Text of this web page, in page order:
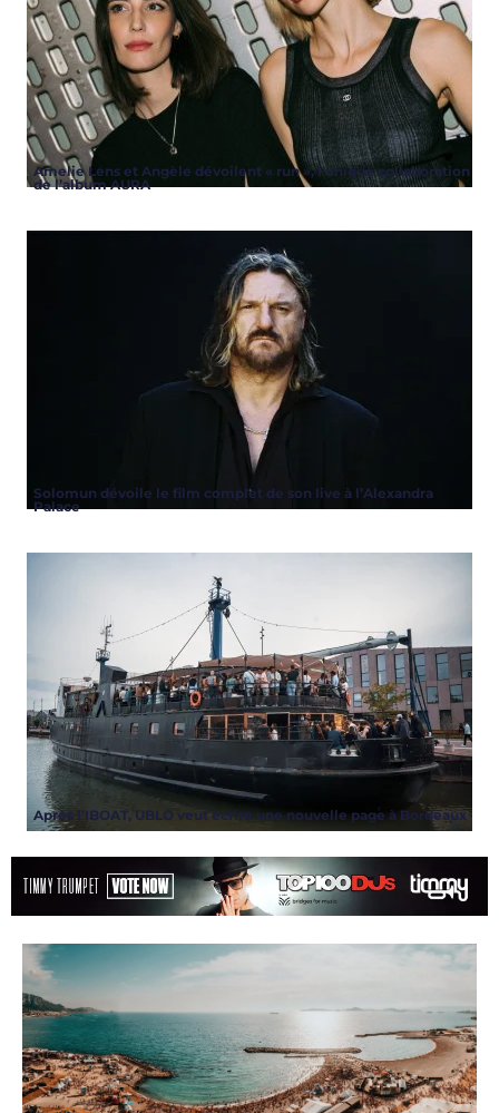
Amelie Lens et Angèle dévoilent « run », l’unique collaboration
de l’album AURA
Solomun dévoile le film complet de son live à l’Alexandra
Palace
Après l’IBOAT, UBLO veut écrire une nouvelle page à Bordeaux
ARTICLES,EVENT,